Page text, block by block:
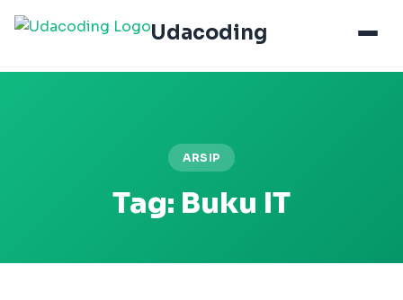
Udacoding
ARSIP
Tag: Buku IT